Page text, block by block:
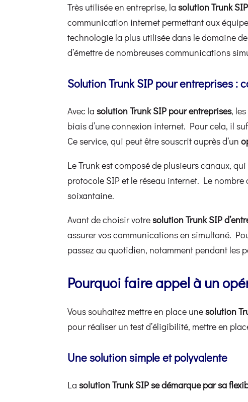
Très utilisée en entreprise, lasolution Trunk SIP
communication internet permettant aux
technologie la plus utilisée dans le domaine
d’émettre de nombreuses communications
Solution Trunk SIP pour entreprises :
Avec lasolution Trunk SIP pour entreprises,
biais d’une connexion internet. Pour cela, il
Ce service, qui peut être souscrit auprès d’un
Le Trunk est composé de plusieurs canaux,
protocole SIP et le réseau internet. Le
soixantaine.
Avant de choisir votresolution Trunk SIP
assurer vos communications en simultané.
passez au quotidien, notamment pendant les
Pourquoi faire appel à un
Vous souhaitez mettre en place unesolution
pour réaliser un test d’éligibilité, mettre en
Une solution simple et polyvalente
Lasolution Trunk SIP se démarque par sa